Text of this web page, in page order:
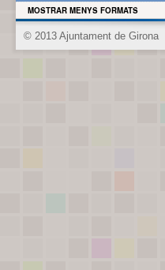
MOSTRAR MENYS FORMATS
© 2013 Ajuntament de Girona